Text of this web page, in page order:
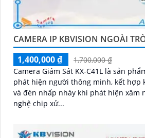
CAMERA IP KBVISION NGOÀI
1,400,000 ₫
1,700,000 ₫
Camera Giám Sát KX-C41L là sản
phát hiện người thông minh, kết hợp
và đèn nhấp nháy khi phát hiện xâm nhập. Sử
nghệ chip xử...